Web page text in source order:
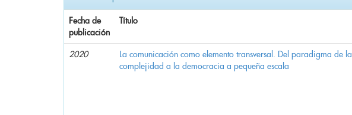
Fecha de
publicación
Título
2020
La comunicación como elemento transversal. Del paradigma de la
complejidad a la democracia a pequeña escala